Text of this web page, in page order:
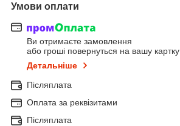
Умови оплати
Ви отримаєте замовлення
або гроші повернуться на вашу картку
Детальніше
Післяплата
Оплата за реквізитами
Післяплата